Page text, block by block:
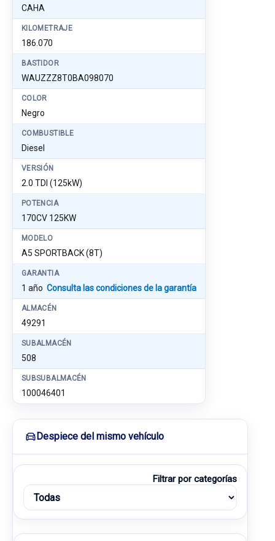
CAHA
KILOMETRAJE
186.070
BASTIDOR
WAUZZZ8T0BA098070
COLOR
Negro
COMBUSTIBLE
Diesel
VERSIÓN
2.0 TDI (125kW)
POTENCIA
170CV 125KW
MODELO
A5 SPORTBACK (8T)
GARANTIA
1 año Consulta las condiciones de la garantía
ALMACÉN
49291
SUBALMACÉN
508
SUBSUBALMACÉN
100046401
Despiece del mismo vehículo
Filtrar por categorías